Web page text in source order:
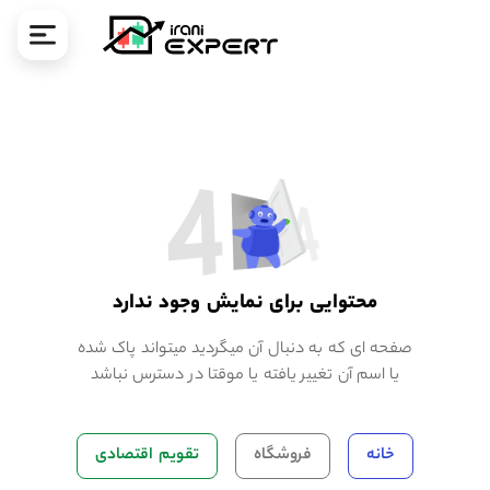
محتوایی برای نمایش وجود ندارد
صفحه ای که به دنبال آن میگردید میتواند پاک شده
یا اسم آن تغییر یافته یا موقتا در دسترس نباشد
خانه فروشگاه تقویم اقتصادی